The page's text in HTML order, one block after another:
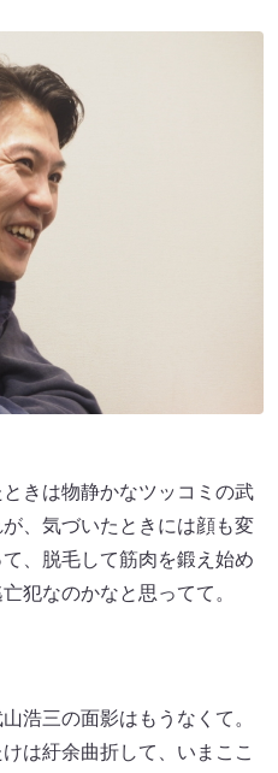
きは物静かなツッコミの武
、気づいたときには顔も変
、脱毛して筋肉を鍛え始め
犯なのかなと思ってて。
浩三の面影はもうなくて。
は紆余曲折して、いまここ